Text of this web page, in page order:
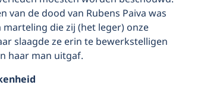
van de dood van Rubens Paiva was
die zij (het leger) onze
slaagde ze erin te bewerkstelligen
haar man uitgaf.